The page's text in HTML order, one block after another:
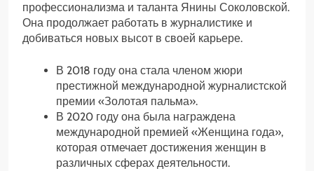
профессионализма и таланта Янины Соколовской.
Она продолжает работать в журналистике и
добиваться новых высот в своей карьере.
В 2018 году она стала членом жюри
престижной международной журналистской
премии «Золотая пальма».
В 2020 году она была награждена
международной премией «Женщина года»,
которая отмечает достижения женщин в
различных сферах деятельности.